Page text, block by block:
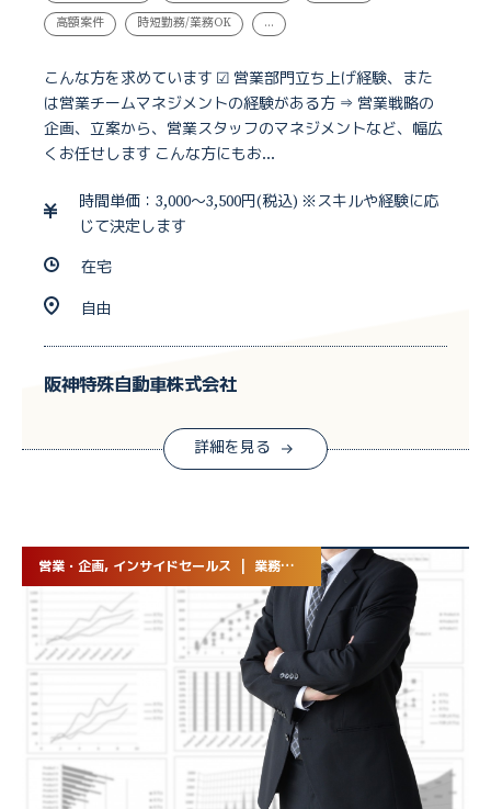
高額案件 時短勤務/業務OK ...
こんな方を求めています ☑ 営業部門立ち上げ経験、また
は営業チームマネジメントの経験がある方 ⇒ 営業戦略の
企画、立案から、営業スタッフのマネジメントなど、幅広
くお任せします こんな方にもお...
時間単価：3,000～3,500円(税込) ※スキルや経験に応
じて決定します
在宅
自由
阪神特殊自動車株式会社
詳細を見る
営業・企画, インサイドセールス | 業務委託